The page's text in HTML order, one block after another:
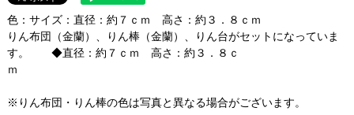
色：サイズ：直径：約７ｃｍ 高さ：約３．８ｃｍ
りん布団（金蘭）、りん棒（金蘭）、りん台がセットになっていま
す。 ◆直径：約７ｃｍ 高さ：約３．８ｃ
ｍ
※りん布団・りん棒の色は写真と異なる場合がございます。